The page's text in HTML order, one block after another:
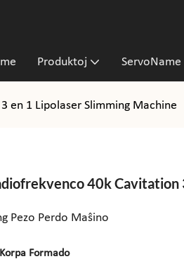
Produktoj ServoName
en 1 Lipolaser Slimming Machine
40k Cavitation
Pezo Perdo Maŝino
Formado